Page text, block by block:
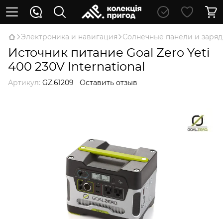
Электроника и навигация Солнечные панели и
Источник питание Goal Zero Yeti
400 230V International
Артикул: GZ.61209 Оставить отзыв